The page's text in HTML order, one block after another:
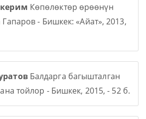
Көпөлөктөр өрөөнүн
- Бишкек: «Айат», 2013,
Балдарга багышталган
тойлор - Бишкек, 2015, - 52 б.